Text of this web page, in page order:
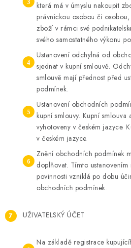
která má v úmyslu nakoupit
právnickou osobou či
zboží v rámci své
svého samostatného výkonu
Ustanovení odchylná od
sjednat v kupní smlouvě.
smlouvě mají přednost před
podmínek.
Ustanovení obchodních
kupní smlouvy. Kupní
vyhotoveny v českém jazyce.
v českém jazyce.
Znění obchodních podmínek
doplňovat. Tímto
povinnosti vzniklá po dobu
obchodních podmínek.
UŽIVATELSKÝ ÚČET
Na základě registrace